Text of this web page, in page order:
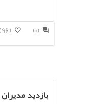
(96) (0)
بازدید